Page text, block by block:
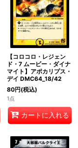
【コロコロ・レジェン
ド・7 ムービー・ダイナ
マイト】アポカリプス・
デイ DMC64_18/42
80円(税込)
1点
カートに入れる